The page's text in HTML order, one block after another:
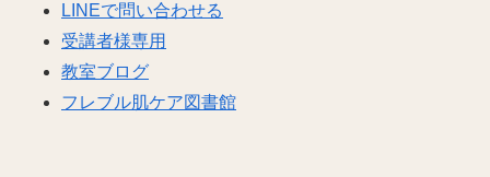
LINEで問い合わせる
受講者様専用
教室ブログ
フレブル肌ケア図書館